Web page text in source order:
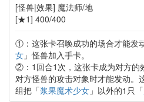
[怪兽|效果] 魔法师/地
[★1] 400/400
①：这张卡召唤成功的场合才能发
女」怪兽加入手卡。
②：1回合1次，这张卡成为对方的
对方怪兽的攻击对象时才能发动。
组把「浆果魔术少女」以外的1只「